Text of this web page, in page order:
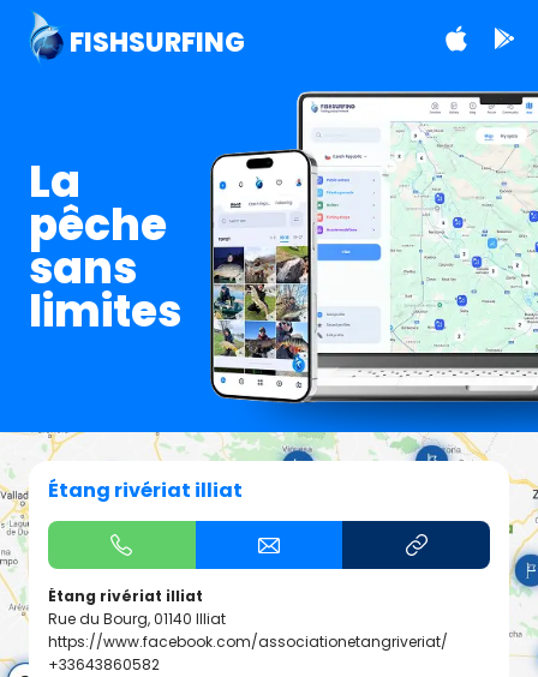
FISHSURFING
La
pêche
sans
limites
Étang rivériat illiat
Étang rivériat illiat
Rue du Bourg, 01140 Illiat
https://www.facebook.com/associationetangriveriat/
+33643860582